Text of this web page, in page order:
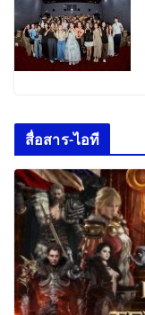
สื่อสาร-ไอที